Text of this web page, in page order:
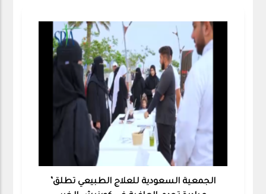
الجمعية السعودية للعلاج الطبيعي تطلق’